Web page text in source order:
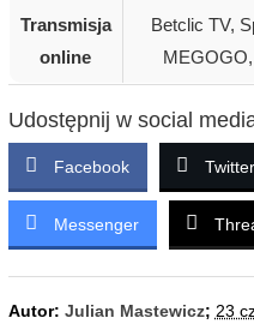
Transmisja
online
Betclic TV,
Udostępnij w social
Facebook
Messenger
Autor: Julian Mastewicz; 23